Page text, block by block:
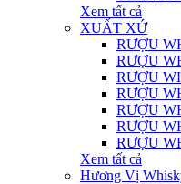
Xem tất cả
XUẤT XỨ
RƯỢU
RƯỢU
RƯỢU
RƯỢU
RƯỢU
RƯỢU
RƯỢU
Xem tất cả
Hương Vị